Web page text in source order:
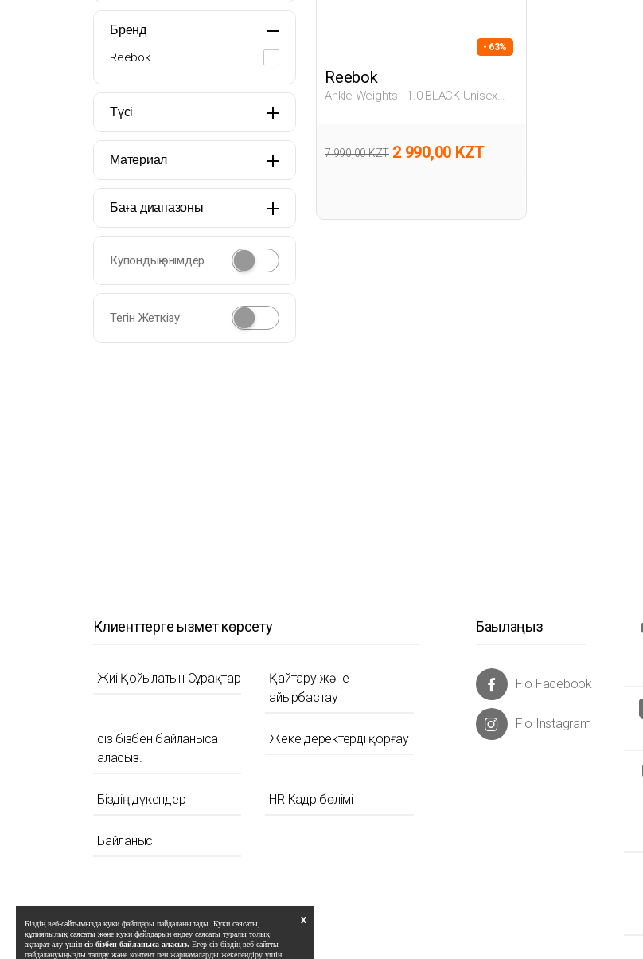
Бренд
Reebok
Түсі
Материал
Баға диапазоны
Купондық өнімдер
Тегін Жеткізу
- 63%
Reebok
Ankle Weights - 1.0 BLACK Unisex
7 990,00 KZT 2 990,00 KZT
Клиенттерге қызмет көрсету
Жиі Қойылатын Сұрақтар
Қайтару және
айырбастау
сіз бізбен байланыса
аласыз.
Жеке деректерді қорғау
Біздің дүкендер HR Кадр бөлімі
Байланыс
Бақылаңыз
Flo Facebook
Flo Instagram
X
Біздің веб-сайтымызда куки файлдары пайдаланылады. Куки саясаты,
құпиялылық саясаты және куки файлдарын өңдеу саясаты туралы толық
ақпарат алу үшін сіз бізбен байланыса аласыз. Егер сіз біздің веб-сайтты
пайдалануыңызды талдау және контент пен жарнамаларды жекелендіру үшін